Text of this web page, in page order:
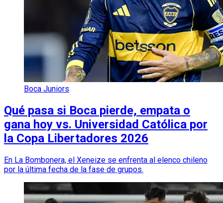
Boca Juniors
Qué pasa si Boca pierde, empata o
gana hoy vs. Universidad Católica por
la Copa Libertadores 2026
En La Bombonera, el Xeneize se enfrenta al elenco chileno
por la última fecha de la fase de grupos.